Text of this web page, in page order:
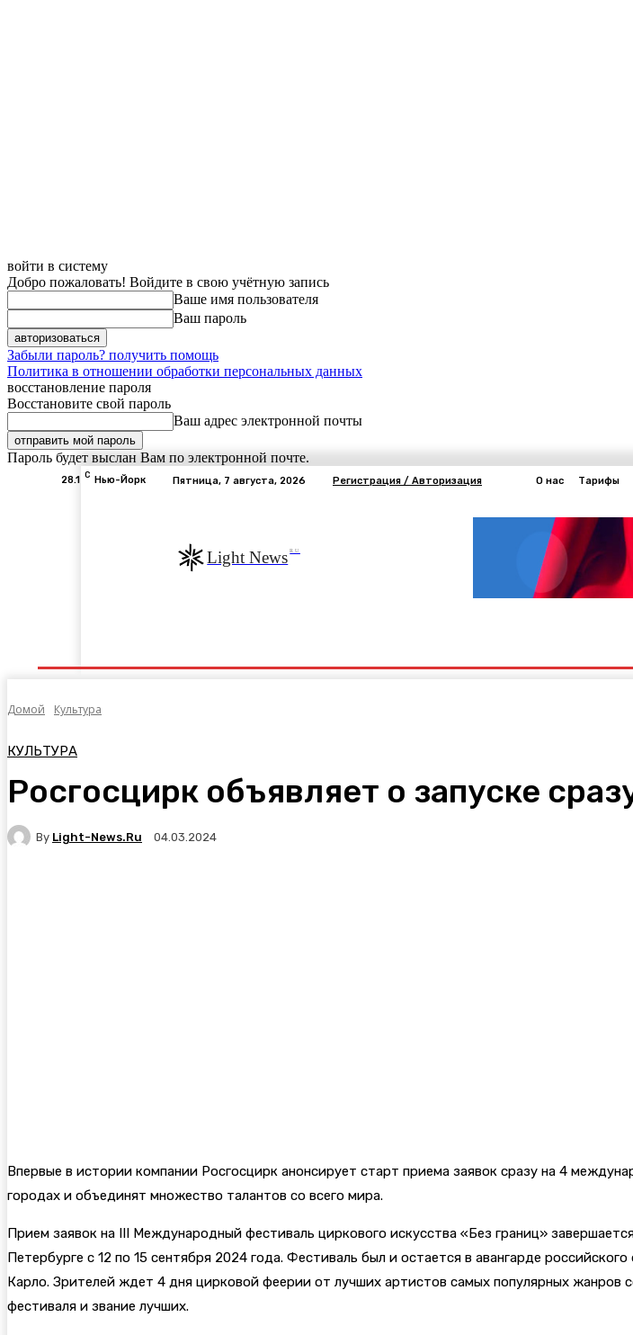
войти в систему
Добро пожаловать! Войдите в свою учётную запись
Ваше имя пользователя
Ваш пароль
Забыли пароль? получить помощь
Политика в отношении обработки персональных данных
восстановление пароля
Восстановите свой пароль
Ваш адрес электронной почты
Пароль будет выслан Вам по электронной почте.
28.1 C Нью-Йорк Пятница, 7 августа, 2026 Регистрация / Авторизация О нас Тарифы
Light News RU
Домой Культура
КУЛЬТУРА
Росгосцирк объявляет о запуске
By Light-News.ru 04.03.2024
Впервые в истории компании Росгосцирк анонсирует старт приема заявок сразу на 4
городах и объединят множество талантов со всего мира.
Прием заявок на III Международный фестиваль циркового искусства «Без границ»
Петербурге с 12 по 15 сентября 2024 года. Фестиваль был и остается в авангарде
Карло. Зрителей ждет 4 дня цирковой феерии от лучших артистов самых популярных жанров
фестиваля и звание лучших.